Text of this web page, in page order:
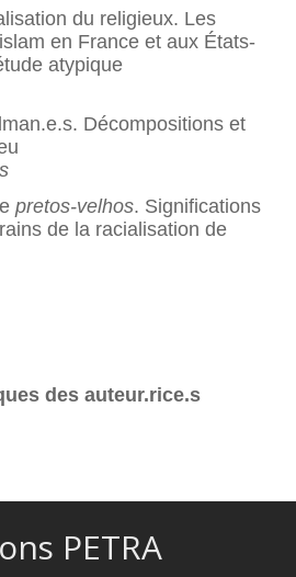
du religieux. Les
en France et aux États-
atypique
Décompositions et
pretos-velhos. Significations
de la racialisation de
des auteur.rice.s
PETRA